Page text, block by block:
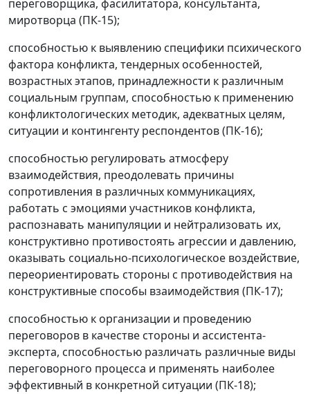
переговорщика, фасилитатора, консультанта,
миротворца (ПК-15);
способностью к выявлению специфики психического
фактора конфликта, тендерных особенностей,
возрастных этапов, принадлежности к различным
социальным группам, способностью к применению
конфликтологических методик, адекватных целям,
ситуации и контингенту респондентов (ПК-16);
способностью регулировать атмосферу
взаимодействия, преодолевать причины
сопротивления в различных коммуникациях,
работать с эмоциями участников конфликта,
распознавать манипуляции и нейтрализовать их,
конструктивно противостоять агрессии и давлению,
оказывать социально-психологическое воздействие,
переориентировать стороны с противодействия на
конструктивные способы взаимодействия (ПК-17);
способностью к организации и проведению
переговоров в качестве стороны и ассистента-
эксперта, способностью различать различные виды
переговорного процесса и применять наиболее
эффективный в конкретной ситуации (ПК-18);